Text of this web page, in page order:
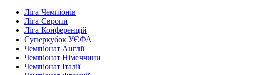
Ліга Чемпіонів
Ліга Європи
Ліга Конференцій
Суперкубок УЄФА
Чемпіонат Англії
Чемпіонат Німеччини
Чемпіонат Італії